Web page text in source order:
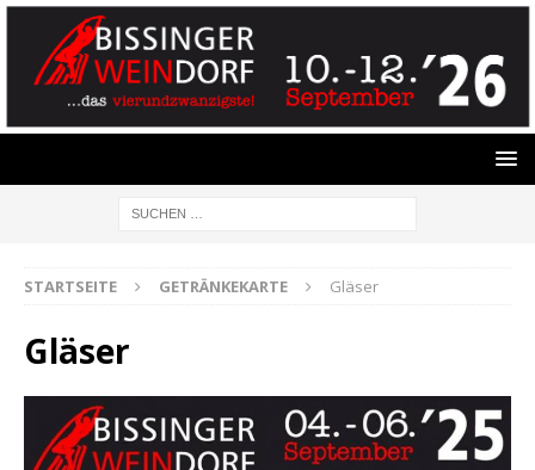
STARTSEITE GETRÄNKEKARTE Gläser
Gläser